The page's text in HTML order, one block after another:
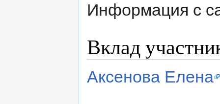
Информация с
Вклад
Аксенова Елена